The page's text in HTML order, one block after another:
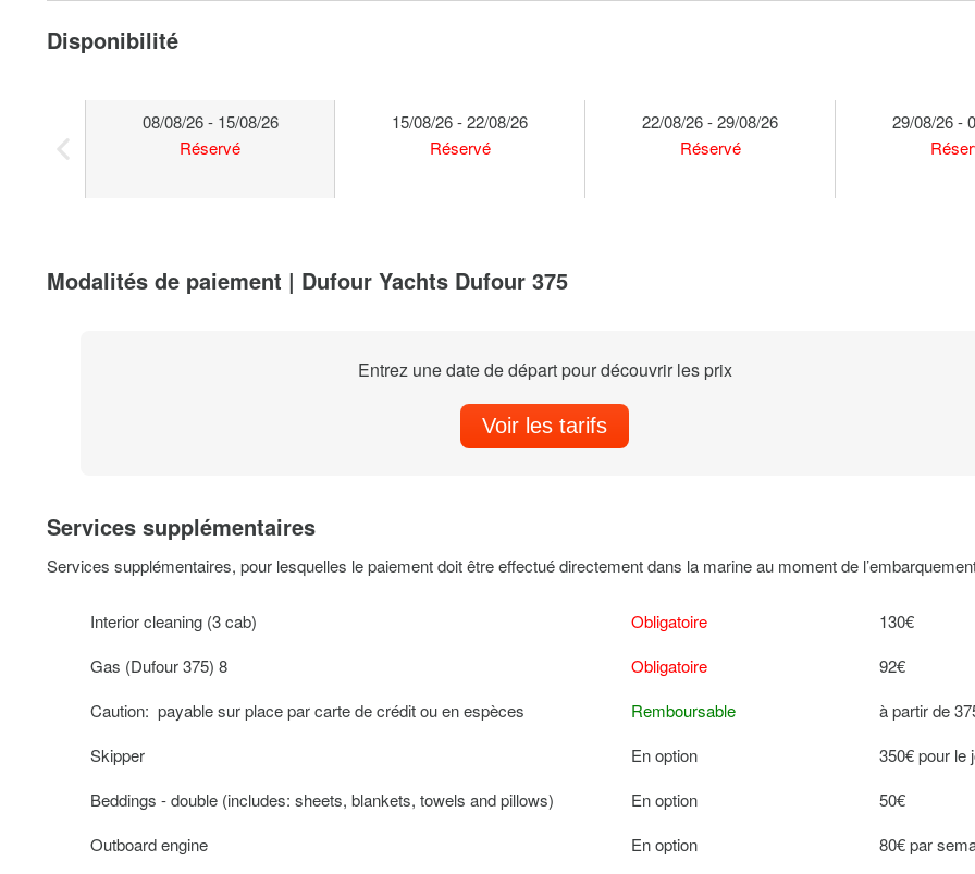
Disponibilité
08/08/26 - 15/08/26
Réservé
15/08/26 - 22/08/26
Réservé
22/08/26 - 29/08/26
Réservé
29/08/26 -
Modalités de paiement | Dufour Yachts Dufour 375
Entrez une date de départ pour découvrir les prix
Voir les tarifs
Services supplémentaires
Services supplémentaires, pour lesquelles le paiement doit être effectué directement dans la marine au moment de
Interior cleaning (3 cab) Obligatoire
130€
Gas (Dufour 375) 8
Obligatoire
92€
Caution: payable sur place par carte de crédit ou en espèces
Remboursable
à partir de
Skipper
En option
350€ pour le
Beddings - double (includes: sheets, blankets, towels and pillows)
En option
50€
Outboard engine
En option
80€ par